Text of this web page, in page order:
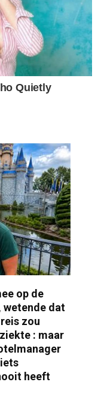
op de
wetende dat
zou
: maar
heeft